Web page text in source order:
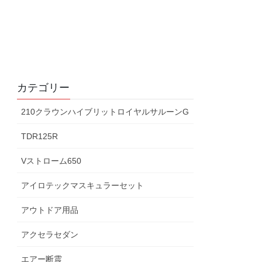
カテゴリー
210クラウンハイブリットロイヤルサルーンG
TDR125R
Vストローム650
アイロテックマスキュラーセット
アウトドア用品
アクセラセダン
エアー断震